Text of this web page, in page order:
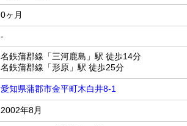
0ヶ月
-
名鉄蒲郡線「三河鹿島」駅 徒歩14分
名鉄蒲郡線「形原」駅 徒歩25分
愛知県蒲郡市金平町木白井8-1
2002年8月